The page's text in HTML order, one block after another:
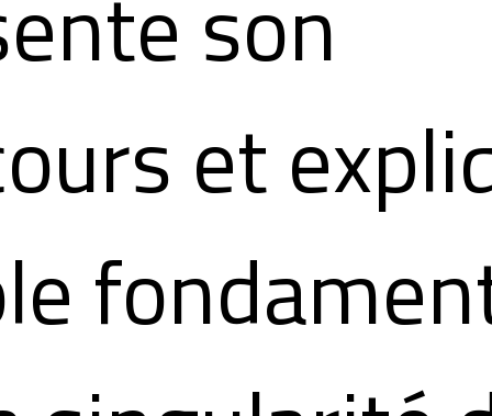
son
et